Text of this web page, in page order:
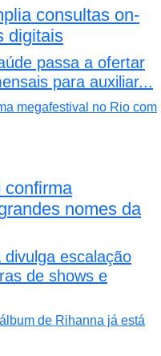
consultas on-
digitais
passa a ofertar
para auxiliar...
confirma
nomes da
escalação
de shows e